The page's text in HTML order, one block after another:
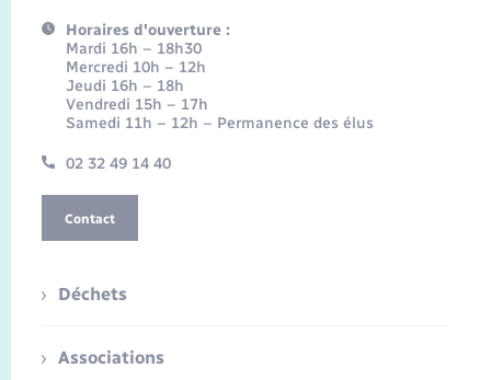
Horaires d'ouverture :
Mardi 16h – 18h30
Mercredi 10h – 12h
Jeudi 16h – 18h
Vendredi 15h – 17h
Samedi 11h – 12h – Permanence des élus
02 32 49 14 40
Contact
Déchets
Associations